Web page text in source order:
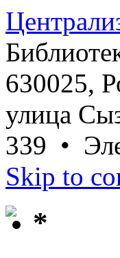
630025,
улица
339 •
Skip to
*